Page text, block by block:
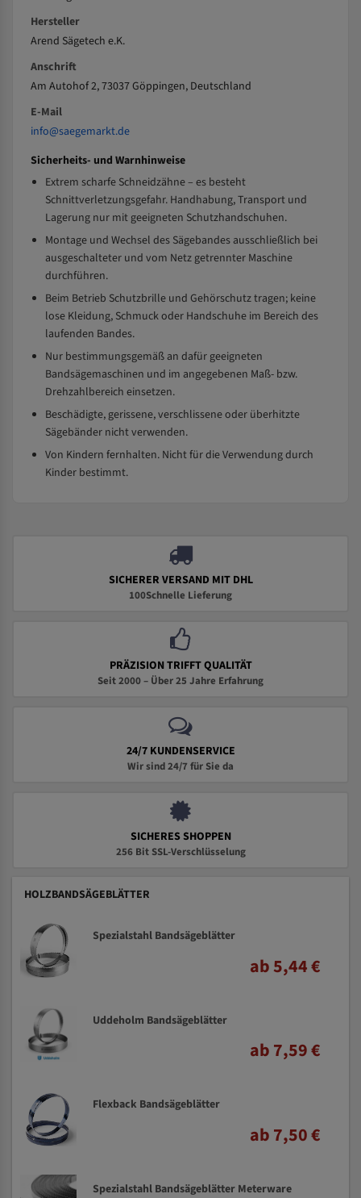
Hersteller
Arend Sägetech e.K.
Anschrift
Am Autohof 2, 73037 Göppingen, Deutschland
E-Mail
info@saegemarkt.de
Sicherheits- und Warnhinweise
Extrem scharfe Schneidzähne – es besteht
Schnittverletzungsgefahr. Handhabung, Transport und
Lagerung nur mit geeigneten Schutzhandschuhen.
Montage und Wechsel des Sägebandes ausschließlich bei
ausgeschalteter und vom Netz getrennter Maschine
durchführen.
Beim Betrieb Schutzbrille und Gehörschutz tragen; keine
lose Kleidung, Schmuck oder Handschuhe im Bereich des
laufenden Bandes.
Nur bestimmungsgemäß an dafür geeigneten
Bandsägemaschinen und im angegebenen Maß- bzw.
Drehzahlbereich einsetzen.
Beschädigte, gerissene, verschlissene oder überhitzte
Sägebänder nicht verwenden.
Von Kindern fernhalten. Nicht für die Verwendung durch
Kinder bestimmt.
SICHERER VERSAND MIT DHL
100Schnelle Lieferung
PRÄZISION TRIFFT QUALITÄT
Seit 2000 – Über 25 Jahre Erfahrung
24/7 KUNDENSERVICE
Wir sind 24/7 für Sie da
SICHERES SHOPPEN
256 Bit SSL-Verschlüsselung
HOLZBANDSÄGEBLÄTTER
Spezialstahl Bandsägeblätter
ab 5,44 €
Uddeholm Bandsägeblätter
ab 7,59 €
Flexback Bandsägeblätter
ab 7,50 €
Spezialstahl Bandsägeblätter Meterware